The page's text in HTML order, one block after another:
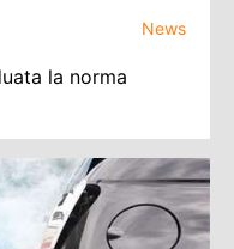
News
la norma